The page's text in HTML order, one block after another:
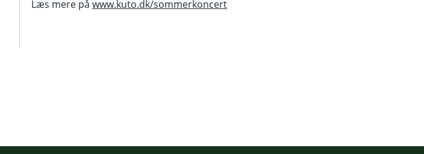
Læs mere på www.kuto.dk/sommerkoncert